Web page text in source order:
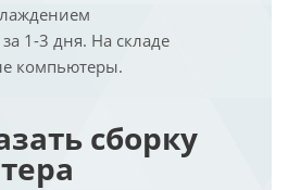
1-3 дня. На складе
компьютеры.
сборку